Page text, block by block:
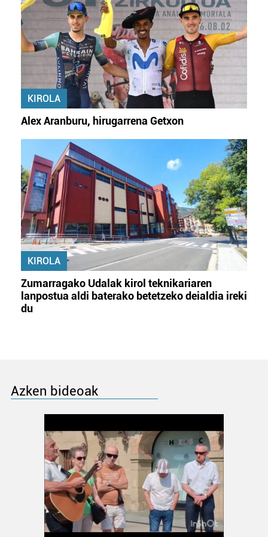
Lortu zure datu pertsonalak prozesatzeko moduari
buruzko informazio gehiago eta ezarri zure lehentasunak
datuen atalean. Edozein unetan alda edo ken dezakezu
zure baimena Cookieen adierazpenean.
Webgune honek cookie propioak eta hirugarrenen cookie-
fitxategiak erabiltzen ditu. Zure esperientzia eta
zerbitzuak hobetzeko asmoz, cookie teknologiaz
baliatzen gara. Ohar hau onartuz gero, teknologia hori
erabiltzeko baimen esplizitua ematen diguzu.
Gehiago
irakurri
KIROLA
Alex Aranburu, hirugarrena Getxon
KIROLA
Zumarragako Udalak kirol teknikariaren
lanpostua aldi baterako betetzeko deialdia ireki
du
Azken bideoak